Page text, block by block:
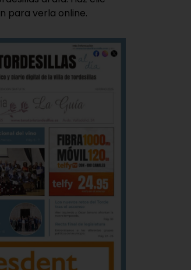
para verla online.